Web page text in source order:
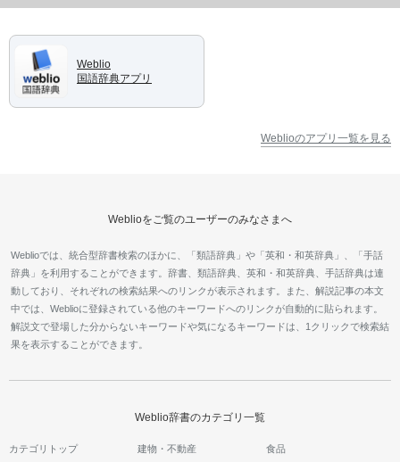
Weblio
国語辞典アプリ
Weblioのアプリ一覧を見る
Weblioをご覧のユーザーのみなさまへ
Weblioでは、統合型辞書検索のほかに、「類語辞典」や「英和・和英辞典」、「手話
辞典」を利用することができます。辞書、類語辞典、英和・和英辞典、手話辞典は連
動しており、それぞれの検索結果へのリンクが表示されます。また、解説記事の本文
中では、Weblioに登録されている他のキーワードへのリンクが自動的に貼られます。
解説文で登場した分からないキーワードや気になるキーワードは、1クリックで検索結
果を表示することができます。
Weblio辞書のカテゴリ一覧
カテゴリトップ 建物・不動産 食品